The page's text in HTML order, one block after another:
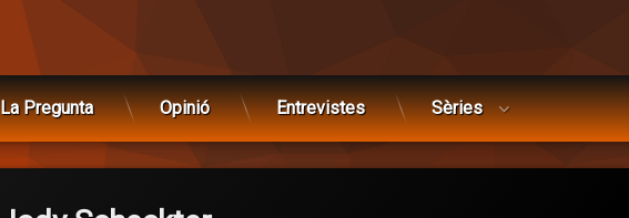
La Pregunta Opinió Entrevistes Sèries